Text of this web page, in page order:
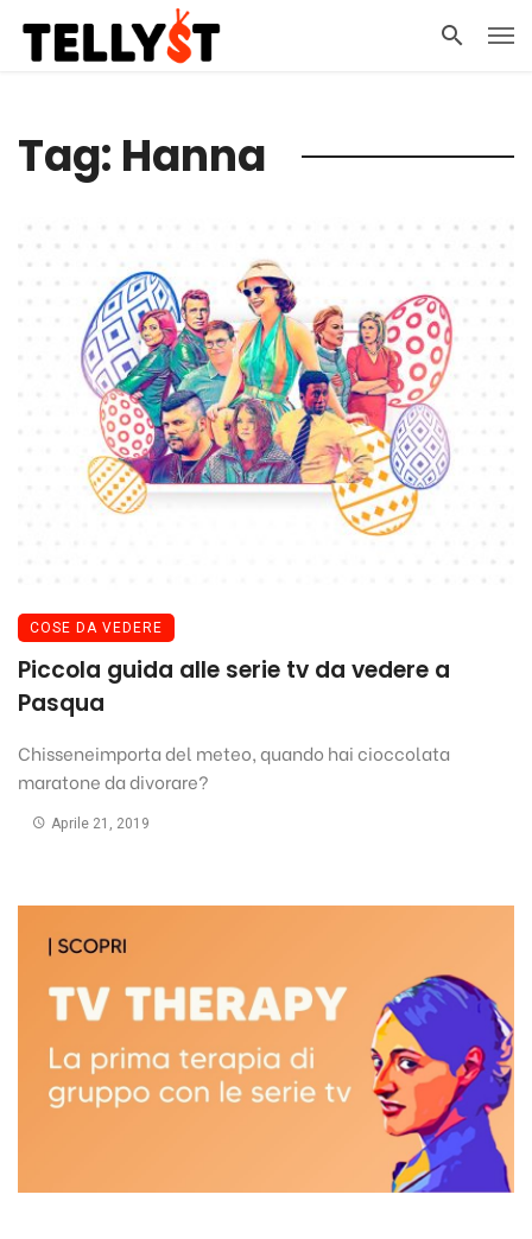
Tag: Hanna
COSE DA VEDERE
Piccola guida alle serie tv da vedere a
Pasqua
Chisseneimporta del meteo, quando hai cioccolata
maratone da divorare?
Aprile 21, 2019